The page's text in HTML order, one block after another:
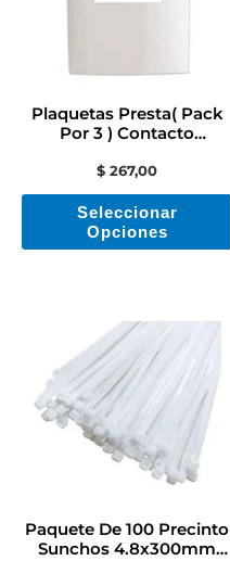
Plaquetas Presta( Pack
Por 3 ) Contacto
$ 267,00
Seleccionar
Opciones
Paquete De 100 Precinto
Sunchos 4.8x300mm